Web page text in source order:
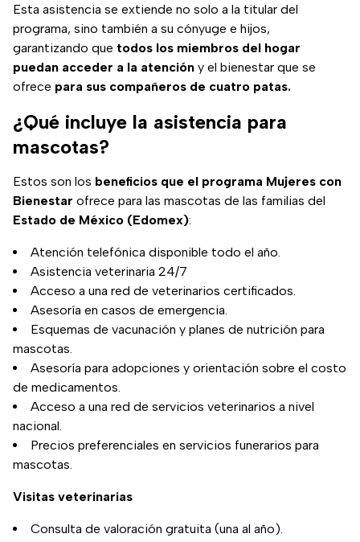
Esta asistencia se extiende no solo a la titular del
programa, sino también a su cónyuge e hijos,
garantizando que todos los miembros del hogar
puedan acceder a la atención y el bienestar que se
ofrece para sus compañeros de cuatro patas.
¿Qué incluye la asistencia para
mascotas?
Estos son los beneficios que el programa Mujeres con
Bienestar ofrece para las mascotas de las familias del
Estado de México (Edomex):
Atención telefónica disponible todo el año.
Asistencia veterinaria 24/7
Acceso a una red de veterinarios certificados.
Asesoría en casos de emergencia.
Esquemas de vacunación y planes de nutrición para
mascotas.
Asesoría para adopciones y orientación sobre el costo
de medicamentos.
Acceso a una red de servicios veterinarios a nivel
nacional.
Precios preferenciales en servicios funerarios para
mascotas.
Visitas veterinarias
Consulta de valoración gratuita (una al año).